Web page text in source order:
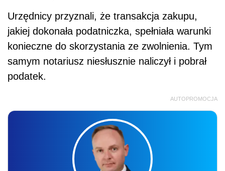
Urzędnicy przyznali, że transakcja zakupu,
jakiej dokonała podatniczka, spełniała warunki
konieczne do skorzystania ze zwolnienia. Tym
samym notariusz niesłusznie naliczył i pobrał
podatek.
AUTOPROMOCJA